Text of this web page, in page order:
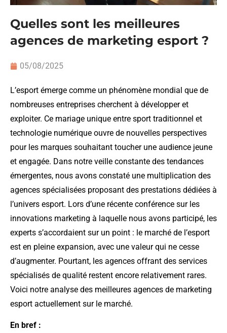
Quelles sont les meilleures
agences de marketing esport ?
05/08/2025
L’esport émerge comme un phénomène mondial que de
nombreuses entreprises cherchent à développer et
exploiter. Ce mariage unique entre sport traditionnel et
technologie numérique ouvre de nouvelles perspectives
pour les marques souhaitant toucher une audience jeune
et engagée. Dans notre veille constante des tendances
émergentes, nous avons constaté une multiplication des
agences spécialisées proposant des prestations dédiées à
l’univers esport. Lors d’une récente conférence sur les
innovations marketing à laquelle nous avons participé, les
experts s’accordaient sur un point : le marché de l’esport
est en pleine expansion, avec une valeur qui ne cesse
d’augmenter. Pourtant, les agences offrant des services
spécialisés de qualité restent encore relativement rares.
Voici notre analyse des meilleures agences de marketing
esport actuellement sur le marché.
En bref :